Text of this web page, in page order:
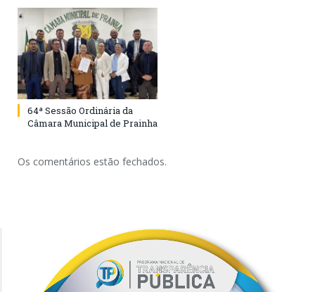
64ª Sessão Ordinária da
Câmara Municipal de Prainha
Os comentários estão fechados.